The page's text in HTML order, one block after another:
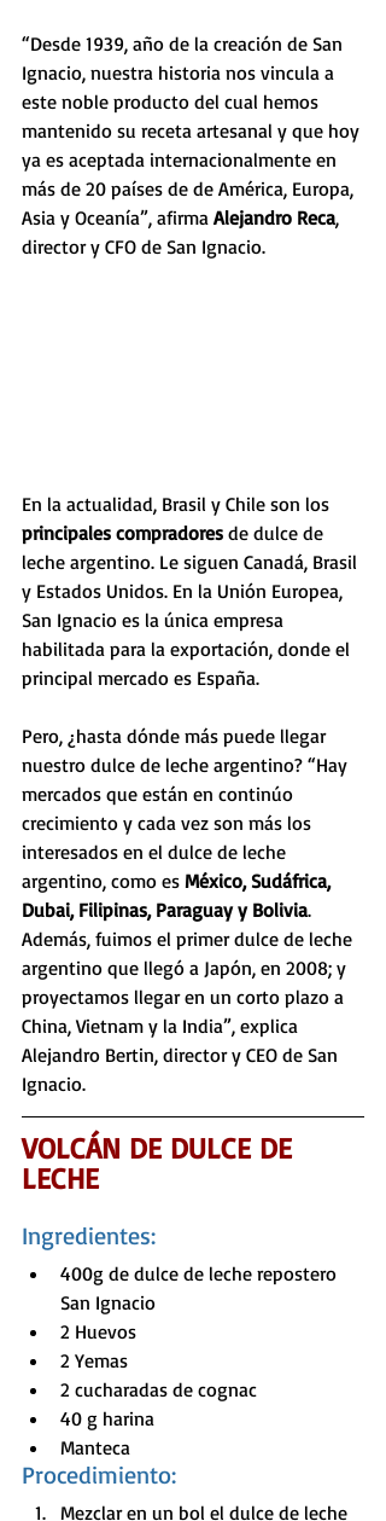
“Desde 1939, año de la creación de San
Ignacio, nuestra historia nos vincula a
este noble producto del cual hemos
mantenido su receta artesanal y que hoy
ya es aceptada internacionalmente en
más de 20 países de de América, Europa,
Asia y Oceanía”, afirma Alejandro Reca,
director y CFO de San Ignacio.
En la actualidad, Brasil y Chile son los
principales compradores de dulce de
leche argentino. Le siguen Canadá, Brasil
y Estados Unidos. En la Unión Europea,
San Ignacio es la única empresa
habilitada para la exportación, donde el
principal mercado es España.
Pero, ¿hasta dónde más puede llegar
nuestro dulce de leche argentino? “Hay
mercados que están en continúo
crecimiento y cada vez son más los
interesados en el dulce de leche
argentino, como es México, Sudáfrica,
Dubai, Filipinas, Paraguay y Bolivia.
Además, fuimos el primer dulce de leche
argentino que llegó a Japón, en 2008; y
proyectamos llegar en un corto plazo a
China, Vietnam y la India”, explica
Alejandro Bertin, director y CEO de San
Ignacio.
VOLCÁN DE DULCE DE
LECHE
Ingredientes:
400g de dulce de leche repostero
San Ignacio
2 Huevos
2 Yemas
2 cucharadas de cognac
40 g harina
Manteca
Procedimiento:
Mezclar en un bol el dulce de leche